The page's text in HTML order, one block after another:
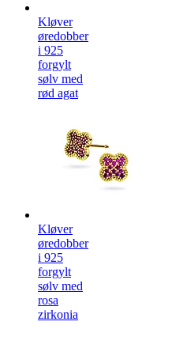
Kløver
øredobber
i 925
forgylt
sølv med
rød agat
Kløver
øredobber
i 925
forgylt
sølv med
rosa
zirkonia